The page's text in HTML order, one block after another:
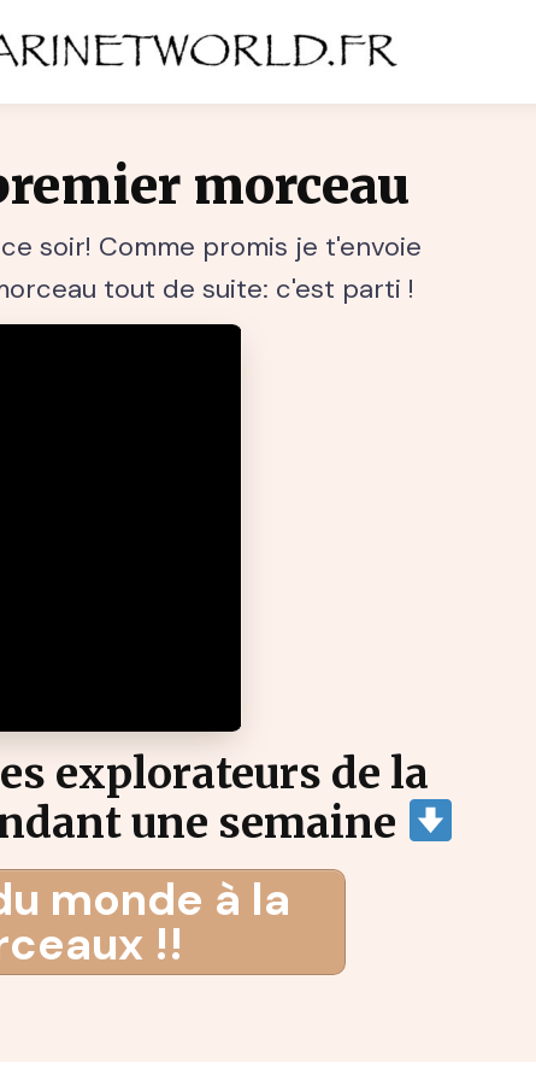
morceau
soir! Comme promis je t'envoie
tout de suite: c'est parti !
explorateurs de la
une semaine
monde à la
!!